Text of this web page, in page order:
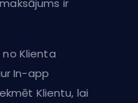
ir
Klienta
In-app
Klientu, lai